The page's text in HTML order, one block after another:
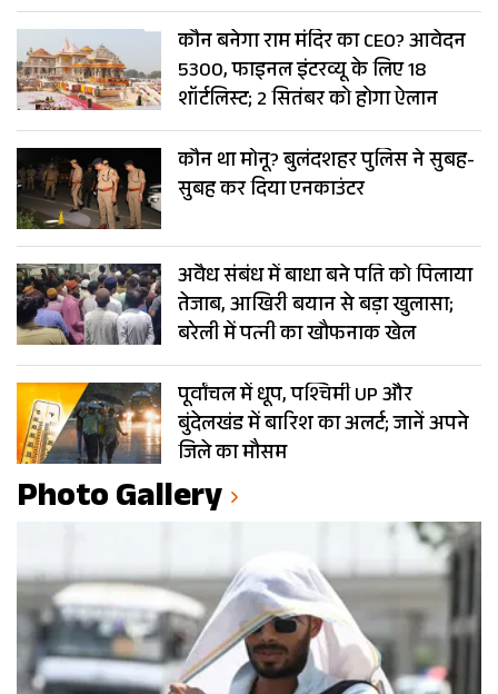
कौन बनेगा राम मंदिर का CEO? आवेदन
5300, फाइनल इंटरव्यू के लिए 18
शॉर्टलिस्ट; 2 सितंबर को होगा ऐलान
कौन था मोनू? बुलंदशहर पुलिस ने सुबह-
सुबह कर दिया एनकाउंटर
अवैध संबंध में बाधा बने पति को पिलाया
तेजाब, आखिरी बयान से बड़ा खुलासा;
बरेली में पत्नी का खौफनाक खेल
पूर्वांचल में धूप, पश्चिमी UP और
बुंदेलखंड में बारिश का अलर्ट; जानें अपने
जिले का मौसम
Photo Gallery